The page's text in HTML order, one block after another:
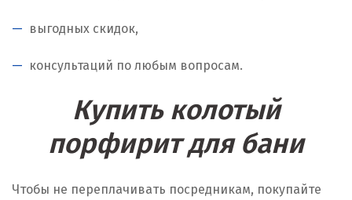
выгодных скидок,
консультаций по любым вопросам.
Купить колотый
порфирит для бани
Чтобы не переплачивать посредникам, покупайте